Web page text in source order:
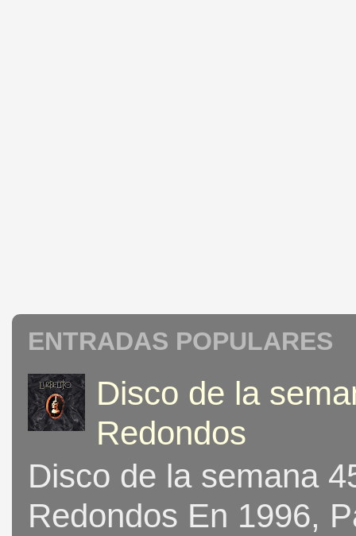
ENTRADAS POPULARES
Disco de la
Redondos
Disco de la semana
Redondos En 1996,